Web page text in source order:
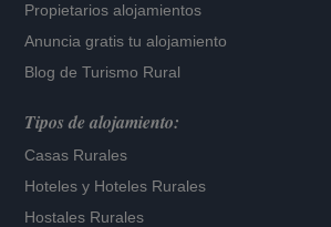
Propietarios alojamientos
Anuncia gratis tu alojamiento
Blog de Turismo Rural
Tipos de alojamiento:
Casas Rurales
Hoteles y Hoteles Rurales
Hostales Rurales